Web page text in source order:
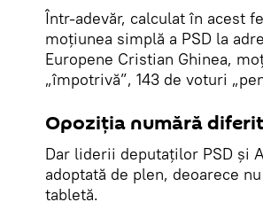
Într-adevăr, calculat în acest
moţiunea simplă a PSD la
Europene Cristian Ghinea,
„împotrivă”, 143 de voturi
Opoziția numără diferit
Dar liderii deputaţilor PSD şi
adoptată de plen, deoarece
tabletă.